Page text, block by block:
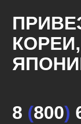
КОРЕИ,
8 (800)